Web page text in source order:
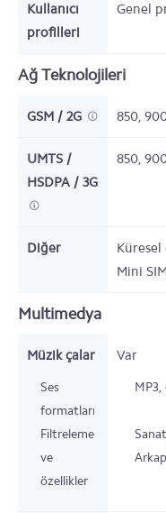
Kullanıcı
profilleri
Genel
Ağ Teknolojileri
GSM / 2G 850,
UMTS /
HSDPA / 3G
850,
Diğer
Mini
Multimedya
Müzik çalar Var
Ses
formatları
Filtreleme
ve
özellikler